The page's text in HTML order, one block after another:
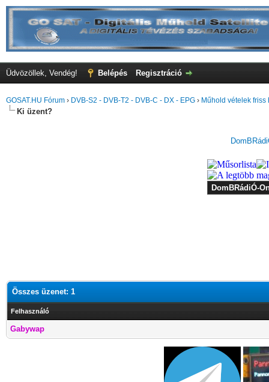
Üdvözöllek, Vendég! Belépés Regisztráció
GOSAT.HU Fórum › DVB-S2 - DVB-T2 - DVB-C - DX - EPG › Műhold vételek friss
Ki üzent?
Összes üzenet: 1
Felhasználó
Gabywap